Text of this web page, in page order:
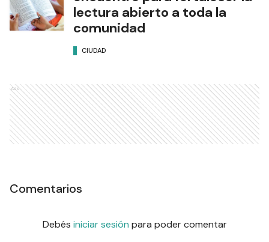
lectura abierto a toda la
comunidad
CIUDAD
Ads
Comentarios
Debés iniciar sesión para poder comentar